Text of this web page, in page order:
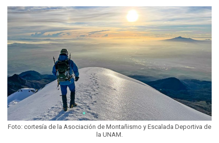
Foto: cortesía de la Asociación de Montañismo y Escalada Deportiva de
la UNAM.